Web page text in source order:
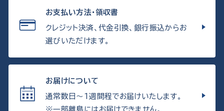
お支払い方法・領収書
クレジット決済、代金引換、銀行振込からお
選びいただけます。
お届けについて
通常数日〜1週間程でお届けいたします。
※一部離島にはお届けできません。